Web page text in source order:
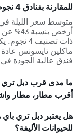
للمقارنة بفنادق 4 نجوم في ماكلين (فيرجينيا)؟
متوسط سعر الليلة
أرخص
ذات
فندق عالية الجودة في
ما مدى قرب دبل تري
أقرب مطار، مطار
هل يعتبر دبل تري
للحيوانات الأليفة؟